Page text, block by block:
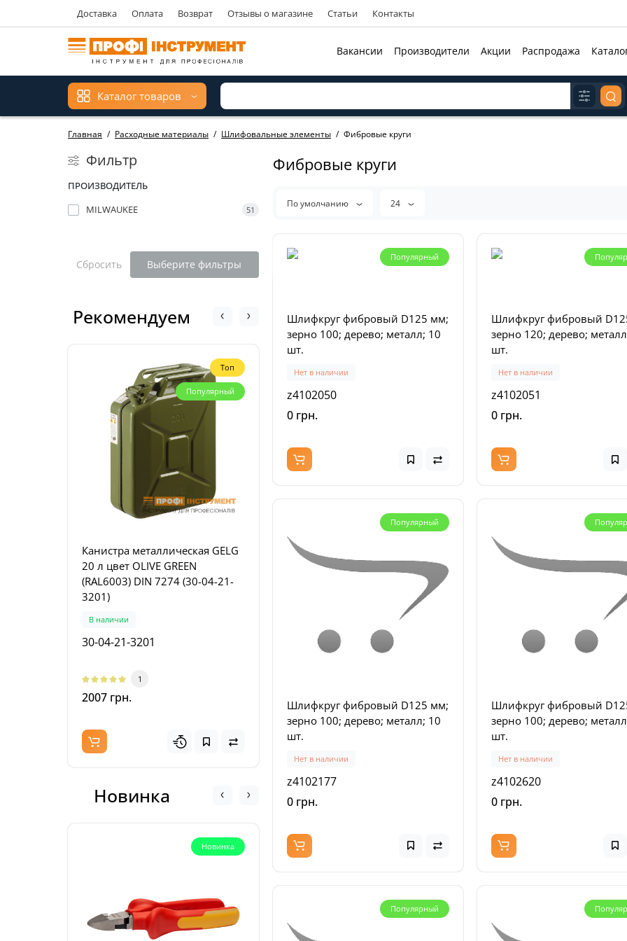
Доставка Оплата Возврат Отзывы о магазине Статьи Контакты
Вакансии Производители Акции Распродажа
Каталог товаров
Главная Расходные материалы Шлифовальные элементы Фибровые круги
Фильтр
ПРОИЗВОДИТЕЛЬ
MILWAUKEE
51
Сбросить Выберите фильтры
Рекомендуем
Топ
Популярный
Канистра металлическая GELG
20 л цвет OLIVE GREEN
(RAL6003) DIN 7274 (30-04-21-
3201)
В наличии
30-04-21-3201
1
2007 грн.
Пила дисковая погружная
FESTOOL - TS 55 FEBQ-Plus-FS
577010
40248 грн.
Набор пилы складной
со лезвием 220 мм + нож
лезвием 102 мм (LAP-
LAP-KNIFE
1283 грн.
Новинка
Новинка Новинка
Фибровые круги
По умолчанию 24
Популярный
Шлифкруг фибровый D125 мм;
зерно 100; дерево; металл; 10
шт.
Нет в наличии
z4102050
0 грн.
Шлифкруг фибровый
зерно 120; дерево;
шт.
Нет в наличии
z4102051
0 грн.
Популярный
Шлифкруг фибровый D125 мм;
зерно 100; дерево; металл; 10
шт.
Нет в наличии
z4102177
0 грн.
Шлифкруг фибровый
зерно 100; дерево;
шт.
Нет в наличии
z4102620
0 грн.
Популярный